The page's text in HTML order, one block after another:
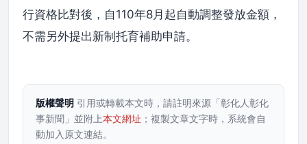
行資格比對後，自110年8月起自動調整發放金額，
不需另外提出新制托育補助申請。
版權聲明 引用或轉載本文時，請註明來源「彰化人彰化
事新聞」並附上本文網址 ；複製文章文字時，系統會自
動加入原文連結。